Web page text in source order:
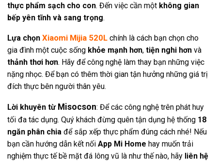
thực phẩm sạch cho con. Đến việc cần một không gian
bếp yên tĩnh và sang trọng.
Lựa chọn Xiaomi Mijia 520L chính là cách bạn chọn cho
gia đình một cuộc sống khỏe mạnh hơn, tiện nghi hơn và
thảnh thơi hơn. Hãy để công nghệ làm thay bạn những việc
nặng nhọc. Để bạn có thêm thời gian tận hưởng những giá trị
đích thực bên người thân yêu.
Lời khuyên từ Misocson: Để các công nghệ trên phát huy
tối đa tác dụng. Quý khách đừng quên tận dụng hệ thống 18
ngăn phân chia để sắp xếp thực phẩm đúng cách nhé! Nếu
bạn cần hướng dẫn kết nối App Mi Home hay muốn trải
nghiệm thực tế bề mặt đá lông vũ là như thế nào, hãy liên hệ